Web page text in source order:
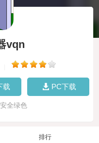
vqn
载 PC下载
全绿色
排行